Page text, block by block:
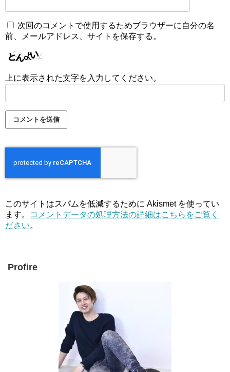
次回のコメントで使用するためブラウザーに自分の名
前、メールアドレス、サイトを保存する。
上に表示された文字を入力してください。
このサイトはスパムを低減するために Akismet を使ってい
ます。
コメントデータの処理方法の詳細はこちらをご覧く
ださい。
Profire